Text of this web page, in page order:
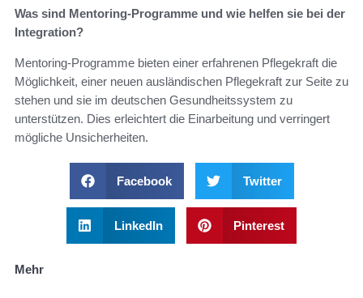
Was sind Mentoring-Programme und wie helfen sie bei der
Integration?
Mentoring-Programme bieten einer erfahrenen Pflegekraft die
Möglichkeit, einer neuen ausländischen Pflegekraft zur Seite zu
stehen und sie im deutschen Gesundheitssystem zu
unterstützen. Dies erleichtert die Einarbeitung und verringert
mögliche Unsicherheiten.
Facebook Twitter
LinkedIn Pinterest
Mehr